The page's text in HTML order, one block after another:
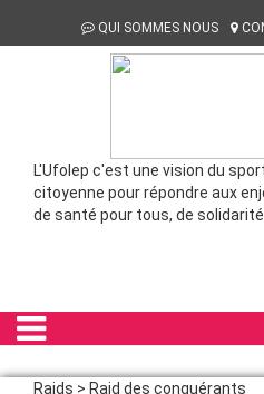
QUI SOMMES NOUS
L'Ufolep c'est une vision du
citoyenne pour répondre aux
de santé pour tous, de
Raids > Raid des conquérants